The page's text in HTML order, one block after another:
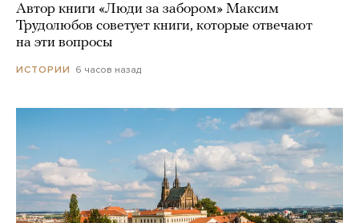
Автор книги «Люди за забором» Максим
Трудолюбов советует книги, которые отвечают
на эти вопросы
ИСТОРИИ 6 часов назад